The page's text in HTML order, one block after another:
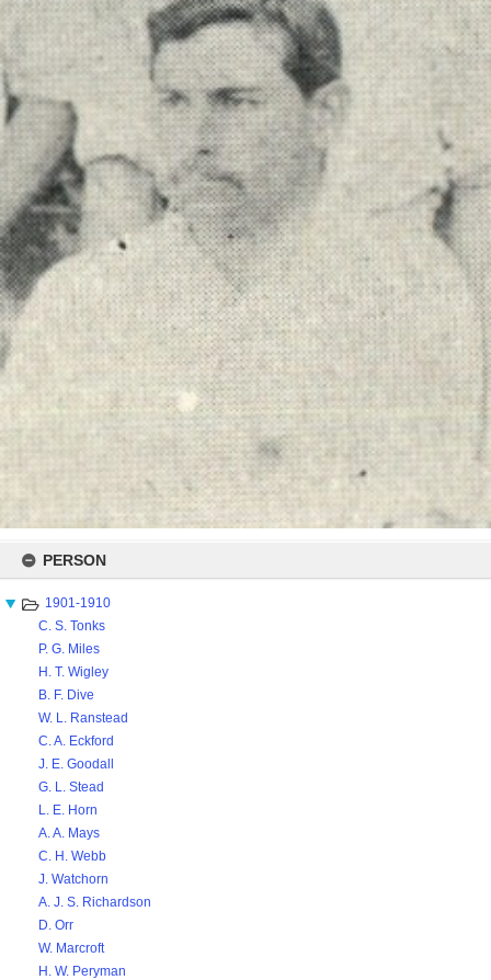
content
PERSON
1901-1910
C. S. Tonks
P. G. Miles
H. T. Wigley
B. F. Dive
W. L. Ranstead
C. A. Eckford
J. E. Goodall
G. L. Stead
L. E. Horn
A. A. Mays
C. H. Webb
J. Watchorn
A. J. S. Richardson
D. Orr
W. Marcroft
H. W. Peryman